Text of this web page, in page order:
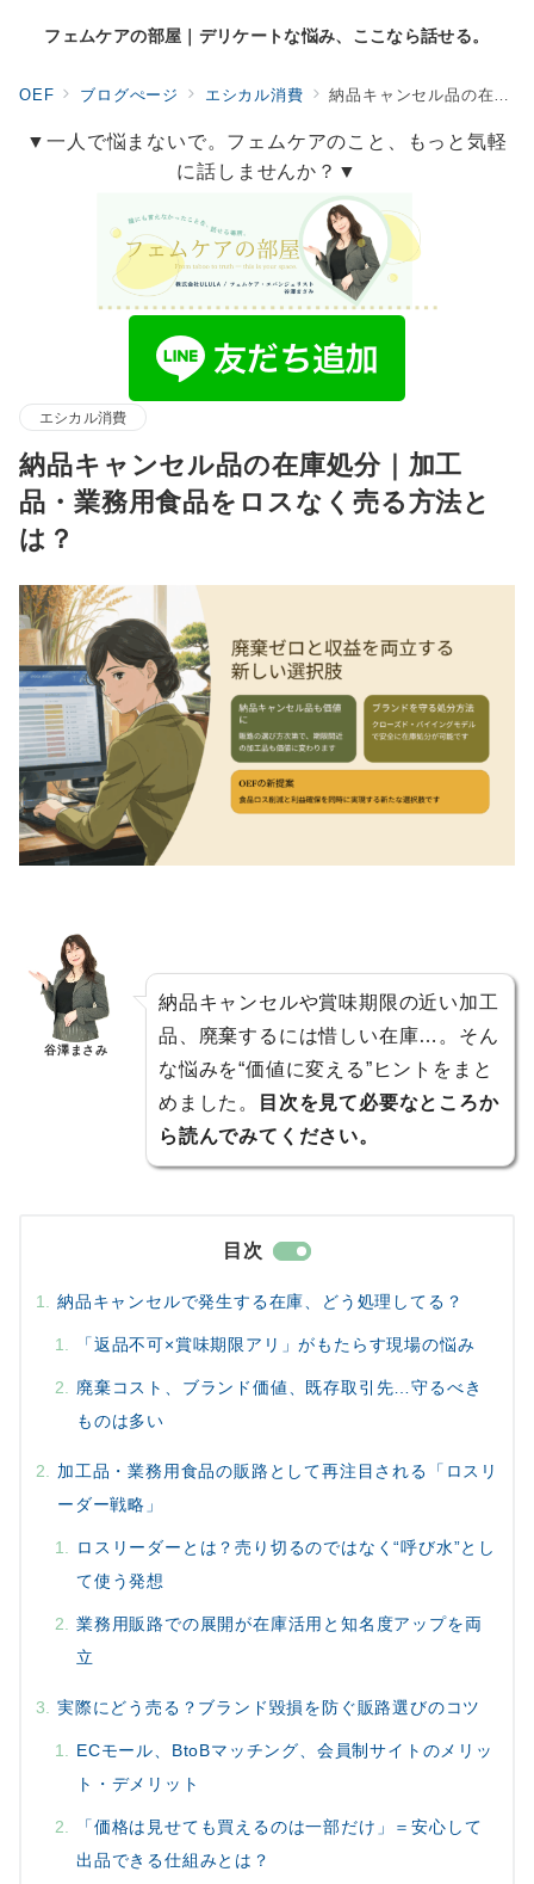
フェムケアの部屋｜デリケートな悩み、ここなら話せる。
OEF ブログぺージ エシカル消費 納品キャンセル品の在庫処分｜加工品・業務用食品をロスなく売る方法とは？
▼一人で悩まないで。フェムケアのこと、もっと気軽
に話しませんか？▼
エシカル消費
納品キャンセル品の在庫処分｜加工
品・業務用食品をロスなく売る方法と
は？
谷澤まさみ
納品キャンセルや賞味期限の近い加工
品、廃棄するには惜しい在庫…。そん
な悩みを“価値に変える”ヒントをまと
めました。
目次を見て必要なところか
ら読んでみてください。
目次
納品キャンセルで発生する在庫、どう処理してる？
「返品不可×賞味期限アリ」がもたらす現場の悩み
廃棄コスト、ブランド価値、既存取引先…守るべき
ものは多い
加工品・業務用食品の販路として再注目される「ロスリ
ーダー戦略」
ロスリーダーとは？売り切るのではなく“呼び水”とし
て使う発想
業務用販路での展開が在庫活用と知名度アップを両
立
実際にどう売る？ブランド毀損を防ぐ販路選びのコツ
ECモール、BtoBマッチング、会員制サイトのメリッ
ト・デメリット
「価格は見せても買えるのは一部だけ」＝安心して
出品できる仕組みとは？